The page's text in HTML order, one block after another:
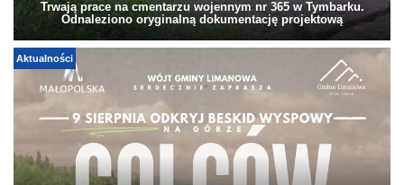
Trwają prace na cmentarzu wojennym nr 365 w Tymbarku.
Odnaleziono oryginalną dokumentację projektową
Aktualności